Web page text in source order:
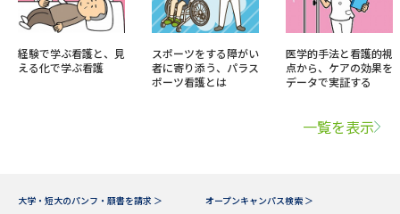
経験で学ぶ看護と、見
える化で学ぶ看護
スポーツをする障がい
者に寄り添う、パラス
ポーツ看護とは
医学的手法と看護的視
点から、ケアの効果を
データで実証する
一覧を表示
大学・短大のパンフ・願書を請求 ＞ オープンキャンパス検索 ＞